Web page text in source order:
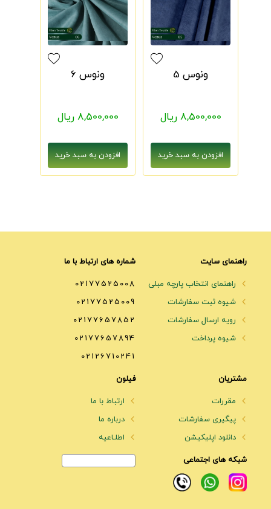
ونوس 5
8,500,000 ریال
ونوس 6
8,500,000 ریال
راهنمای سایت
راهنمای انتخاب پارچه مبلی
شیوه ثبت سفارشات
رویه ارسال سفارشات
شیوه پرداخت
شماره های ارتباط با ما
02177525008
02177525009
02177657852
02177657894
02126710241
مشتریان
مقررات
پیگیری سفارشات
دانلود اپلیکیشن
فیلون
ارتباط با ما
درباره ما
اطلـاعیه
شبکه های اجتماعی